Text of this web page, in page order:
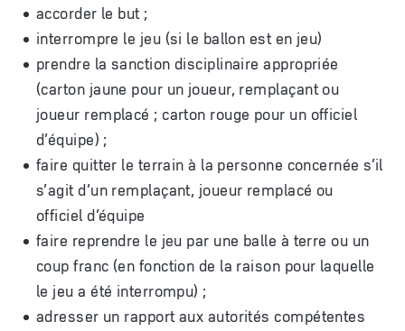
accorder le but ;
interrompre le jeu (si le ballon est en jeu)
prendre la sanction disciplinaire appropriée
(carton jaune pour un joueur, remplaçant ou
joueur remplacé ; carton rouge pour un officiel
d’équipe) ;
faire quitter le terrain à la personne concernée s’il
s’agit d’un remplaçant, joueur remplacé ou
officiel d’équipe
faire reprendre le jeu par une balle à terre ou un
coup franc (en fonction de la raison pour laquelle
le jeu a été interrompu) ;
adresser un rapport aux autorités compétentes